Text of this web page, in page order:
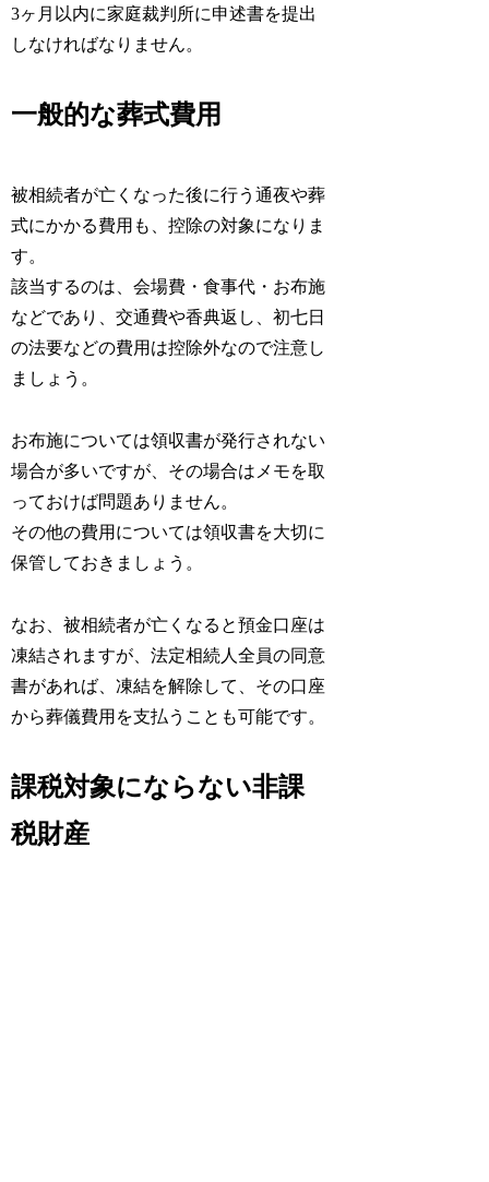
3ヶ月以内に家庭裁判所に申述書を提出
しなければなりません。
一般的な葬式費用
被相続者が亡くなった後に行う通夜や葬
式にかかる費用も、控除の対象になりま
す。
該当するのは、会場費・食事代・お布施
などであり、交通費や香典返し、初七日
の法要などの費用は控除外なので注意し
ましょう。
お布施については領収書が発行されない
場合が多いですが、その場合はメモを取
っておけば問題ありません。
その他の費用については領収書を大切に
保管しておきましょう。
なお、被相続者が亡くなると預金口座は
凍結されますが、法定相続人全員の同意
書があれば、凍結を解除して、その口座
から葬儀費用を支払うことも可能です。
課税対象にならない非課
税財産